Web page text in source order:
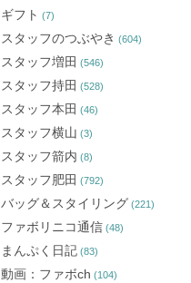
ギフト (7)
スタッフのつぶやき (604)
スタッフ増田 (546)
スタッフ持田 (528)
スタッフ本田 (46)
スタッフ横山 (3)
スタッフ箭内 (8)
スタッフ肥田 (792)
バッグ＆スタイリング (221)
ファボリニコ通信 (48)
まんぷく日記(83)
動画：ファボch (104)